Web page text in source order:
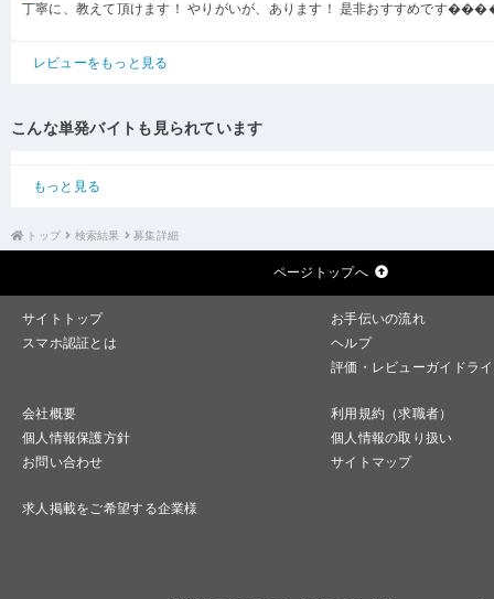
丁寧に、教えて頂けます！ やりがいが、あります！ 是非おすすめです
レビューをもっと見る
こんな単発バイトも見られています
もっと見る
トップ 検索結果 募集詳細
ページトップへ
サイトトップ
お手伝いの流れ
スマホ認証とは
ヘルプ
評価・レビューガイドラ
会社概要
利用規約（求職者）
個人情報保護方針
個人情報の取り扱い
お問い合わせ
サイトマップ
求人掲載をご希望する企業様